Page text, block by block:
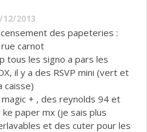
12/2013
des papeteries :
rue carnot
tous les signo a pars les
il y a des RSVP mini (vert et
caisse)
+ , des reynolds 94 et
paper mx (je sais plus
et des cuter pour les